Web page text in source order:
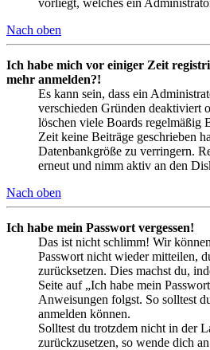
Nach oben
Ich habe mich vor einiger Zeit
mehr anmelden?!
Es kann sein, dass ein
verschieden Gründen deaktiviert
löschen viele Boards regelmäßig
Zeit keine Beiträge geschrieben
Datenbankgröße zu verringern.
erneut und nimm aktiv an den
Nach oben
Ich habe mein Passwort vergessen!
Das ist nicht schlimm! Wir
Passwort nicht wieder mitteilen,
zurücksetzen. Dies machst du,
Seite auf „Ich habe mein
Anweisungen folgst. So solltest
anmelden können.
Solltest du trotzdem nicht in der
zurückzusetzen, so wende dich